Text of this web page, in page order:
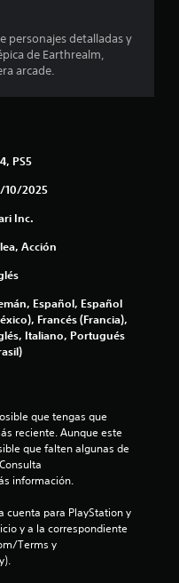
c
l
a
n
n
t
personajes detalladas y
de Earthrealm,
arcade.
PS5
10/2025
Inc.
Acción
Español, Español
Francés (Francia),
Italiano, Portugués
que tengas que
reciente. Aunque este
que falten algunas de
información.
cuenta para PlayStation y
y a la correspondiente
Terms y